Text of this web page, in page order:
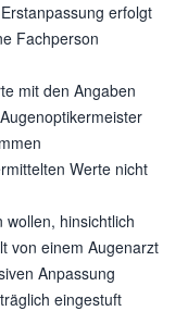
erfolgt
Fachperson
mit den Angaben
Werte nicht
wollen, hinsichtlich
von einem Augenarzt
Anpassung
eingestuft